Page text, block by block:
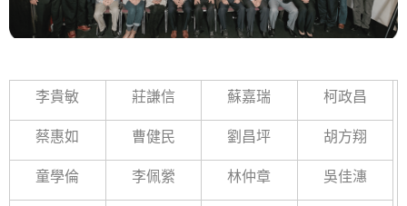
李貴敏 莊謙信 蘇嘉瑞 柯政昌
蔡惠如 曹健民 劉昌坪 胡方翔
童學倫 李佩縈 林仲章 吳佳潓